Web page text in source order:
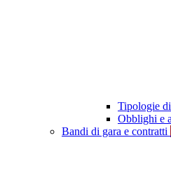
Tipologie
Obblighi e
Bandi di gara e contratti